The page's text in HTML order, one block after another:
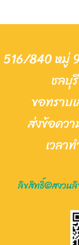
516/840 หมู่
ชลบุ
ขอทราบ
ส่งข้อควา
เวลาท
ลิขสิทธิ์©สงวน